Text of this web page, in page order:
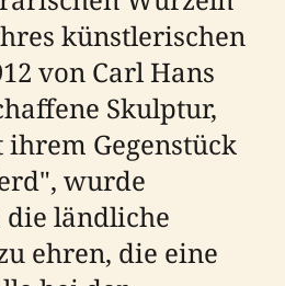
künstlerischen
von Carl Hans
Skulptur,
Gegenstück
wurde
ländliche
ehren, die eine